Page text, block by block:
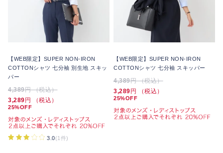
【WEB限定】SUPER NON-IRON
COTTONシャツ 七分袖 別生地 スキッ
パー
4,389円 （税込）
3,289 円 （税込）
25%OFF
3.0(1件)
【WEB限定】SUPER NON-IRON
COTTONシャツ 七分袖 スキッパー
4,389円 （税込）
3,289 円 （税込）
25%OFF